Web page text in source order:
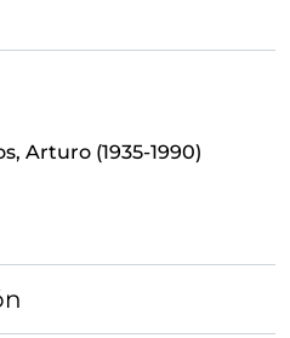
Arturo (1935-1990)